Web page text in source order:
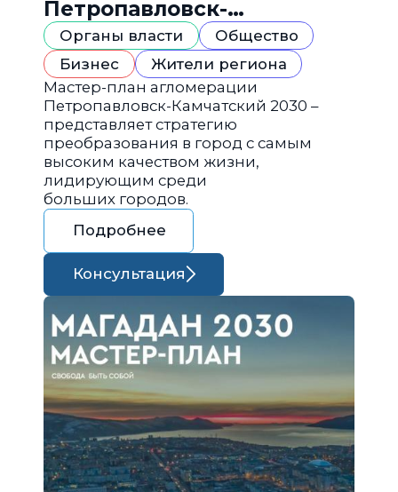
Петропавловск-
Камчатский 2030
Органы власти
Общество
Бизнес
Жители региона
Мастер-план агломерации
Петропавловск-Камчатский 2030 –
представляет стратегию
преобразования в город с самым
высоким качеством жизни,
лидирующим среди
больших городов.
Подробнее
Консультация